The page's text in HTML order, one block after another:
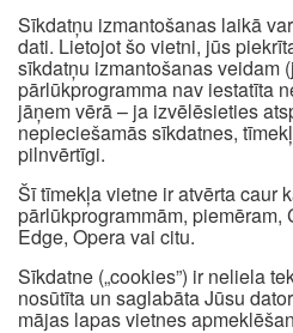
Sīkdatņu izmantošanas laikā
dati. Lietojot šo vietni, jūs
sīkdatņu izmantošanas veidam
pārlūkprogramma nav iestatīta
jāņem vērā – ja izvēlēsieties
nepieciešamās sīkdatnes,
pilnvērtīgi.
Šī tīmekļa vietne ir atvērta caur
pārlūkprogrammām, piemēram,
Edge, Opera vai citu.
Sīkdatne („cookies”) ir neliela
nosūtīta un saglabāta Jūsu
mājas lapas vietnes